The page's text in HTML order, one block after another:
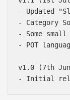
- Updated
- Category
- Some
- POT
v1.0 (7th